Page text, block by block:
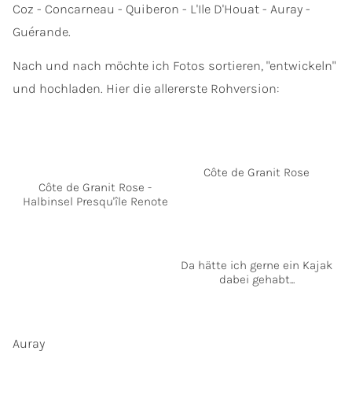
Coz - Concarneau - Quiberon - L'Ile D'Houat - Auray -
Guérande.
Nach und nach möchte ich Fotos sortieren, "entwickeln"
und hochladen. Hier die allererste Rohversion:
Côte de Granit Rose -
Halbinsel Presqu'île Renote
Côte de Granit Rose
Da hätte ich gerne ein Kajak
dabei gehabt...
Auray